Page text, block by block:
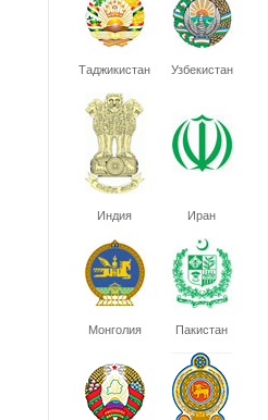
Таджикистан Узбекистан
Индия Иран
Монголия Пакистан